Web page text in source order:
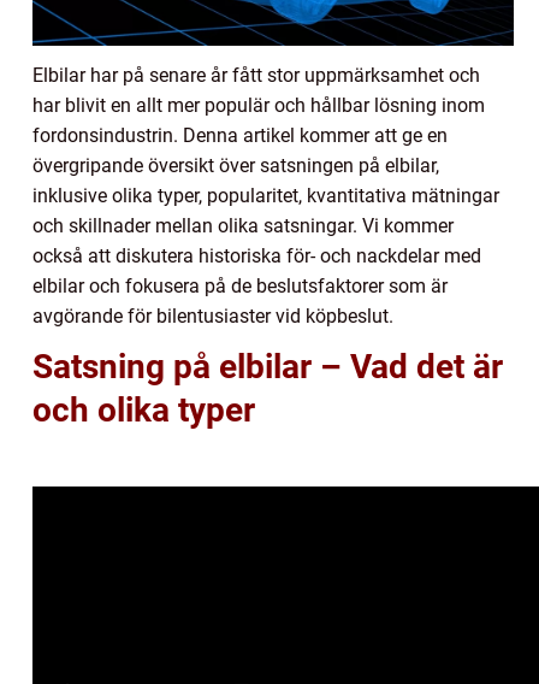
Elbilar har på senare år fått stor uppmärksamhet och
har blivit en allt mer populär och hållbar lösning inom
fordonsindustrin. Denna artikel kommer att ge en
övergripande översikt över satsningen på elbilar,
inklusive olika typer, popularitet, kvantitativa mätningar
och skillnader mellan olika satsningar. Vi kommer
också att diskutera historiska för- och nackdelar med
elbilar och fokusera på de beslutsfaktorer som är
avgörande för bilentusiaster vid köpbeslut.
Satsning på elbilar – Vad det är
och olika typer